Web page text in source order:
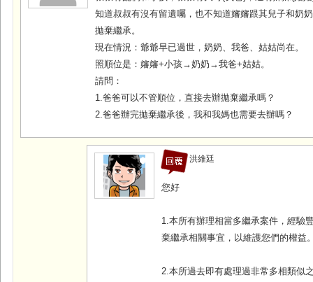
知道叔叔有沒有留遺囑，也不知道嬸嬸跟其兒子和奶
拋棄繼承。
現在情況：爺爺早已過世，奶奶、我爸、姑姑尚在。
照順位是：嬸嬸+小孩→奶奶→我爸+姑姑。
請問：
1.爸爸可以不管順位，直接去辦拋棄繼承嗎？
2.爸爸辦完拋棄繼承後，我和我媽也需要去辦嗎？
洪維廷
您好
1.本所有辦理相當多繼承案件，經驗
棄繼承相關事宜，以維護您們的權益
2.本所過去即有處理過非常多相類似